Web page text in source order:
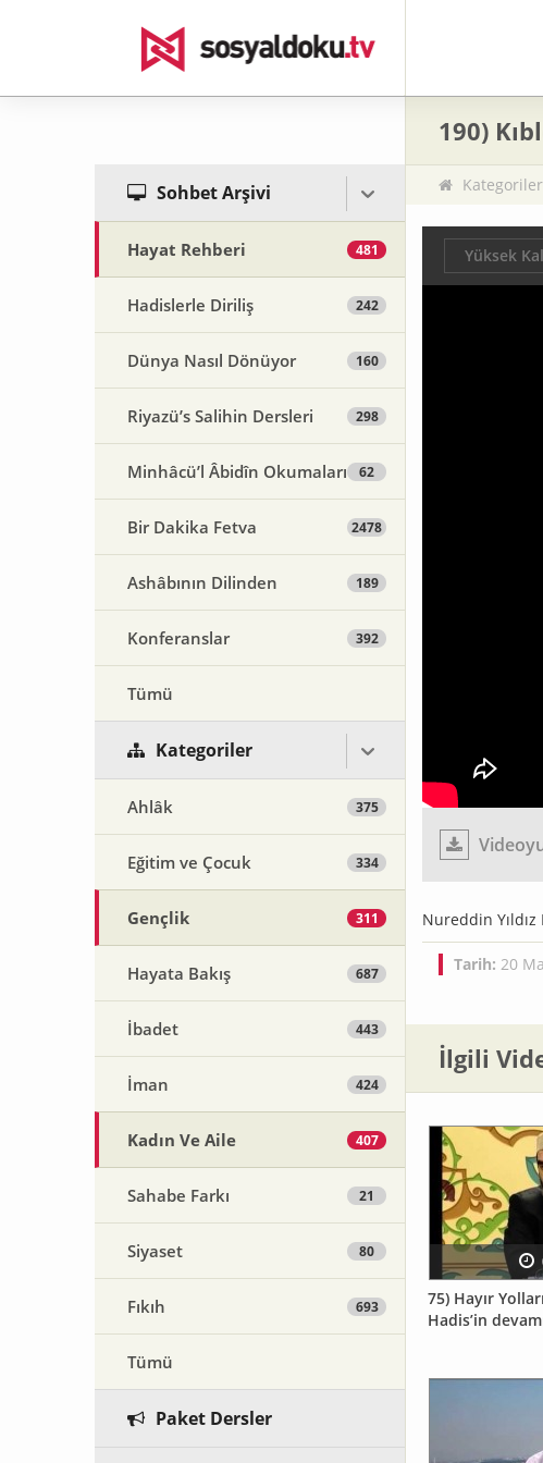
Sohbet Arşivi
Hayat Rehberi 481
Hadislerle Diriliş 242
Dünya Nasıl Dönüyor 160
Riyazü’s Salihin Dersleri 298
Minhâcü’l Âbidîn Okumaları 62
Bir Dakika Fetva 2478
Ashâbının Dilinden 189
Konferanslar 392
Tümü
Kategoriler
Ahlâk 375
Eğitim ve Çocuk 334
Gençlik 311
Hayata Bakış 687
İbadet 443
İman 424
Kadın Ve Aile 407
Sahabe Farkı 21
Siyaset 80
Fıkıh 693
Tümü
Paket Dersler
190)
Kategoriler
Yüksek
Nureddin
Tarih: 20
İlgili
75) Hayır
Hadis’in